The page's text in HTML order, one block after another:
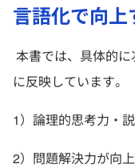
言語化で向上
本書では、具体的
に反映しています。
1）論理的思考力・
2）問題解決力が向